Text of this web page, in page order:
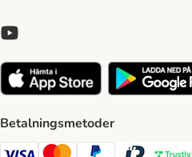
Betalningsmetoder